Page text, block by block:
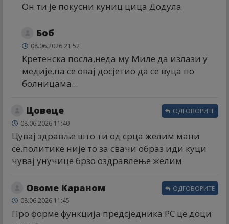
Он ти је покусни куниц цица Додула
Боб
08.06.2026 21:52
Кретенска посла,неда му Миле да излази у
медије,па се овај досјетио да се вуца по
болницама...
Цовеце
08.06.2026 11:40
Цувај здравље што ти од срца желим мани
се.политике није то за свачи образ иди куци
чувај унучице брзо оздравлење желим
ОДГОВОРИТЕ
Овоме Караном
08.06.2026 11:45
Про форме функција предсједника РС це доци
ОДГОВОРИТЕ